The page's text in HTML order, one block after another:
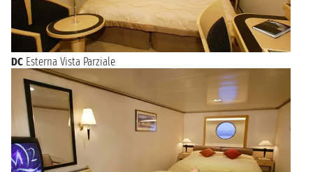
DC Esterna Vista Parziale